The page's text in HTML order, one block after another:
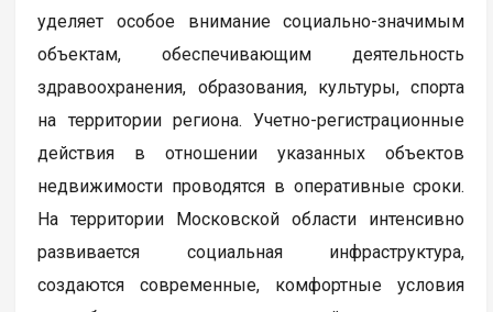
уделяет особое внимание социально-значимым
объектам, обеспечивающим деятельность
здравоохранения, образования, культуры, спорта
на территории региона. Учетно-регистрационные
действия в отношении указанных объектов
недвижимости проводятся в оперативные сроки.
На территории Московской области интенсивно
развивается социальная инфраструктура,
создаются современные, комфортные условия